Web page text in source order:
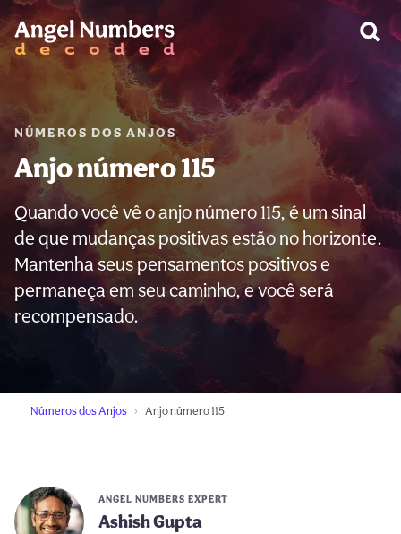
NÚMEROS DOS ANJOS
Anjo número 115
Quando você vê o anjo número 115, é um sinal
de que mudanças positivas estão no horizonte.
Mantenha seus pensamentos positivos e
permaneça em seu caminho, e você será
recompensado.
Números dos Anjos Anjo número 115
ANGEL NUMBERS EXPERT
Ashish Gupta
AVISO: